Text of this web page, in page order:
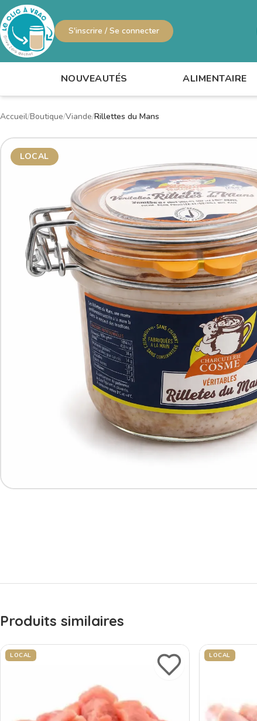
S'inscrire / Se connecter
NOUVEAUTÉS ALIMENTAIRE
Accueil Boutique Viande Rillettes du Mans
LOCAL
Produits similaires
LOCAL LOCAL